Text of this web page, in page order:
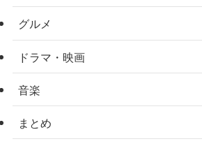
グルメ
ドラマ・映画
音楽
まとめ